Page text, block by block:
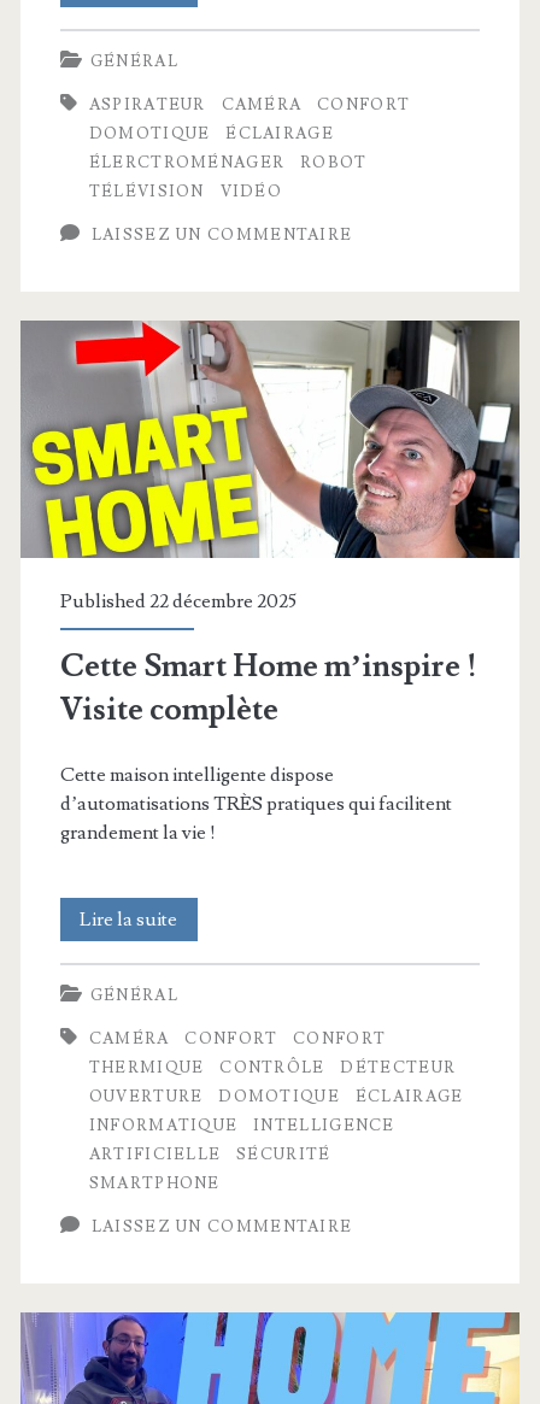
20
meilleures
choses
que
j’ai
vues
Las
Vegas
lors
du
CES
2026
!
GÉNÉRAL
ASPIRATEUR CAMÉRA
CONFORT
DOMOTIQUE
ÉCLAIRAGE
ÉLERCTROMÉNAGER
ROBOT
TÉLÉVISION
VIDÉO
LAISSEZ UN COMMENTAIRE
Published 22 décembre 2025
Cette Smart Home m’inspire !
Visite complète
Cette maison intelligente dispose
d’automatisations TRÈS pratiques qui facilitent
grandement la vie !
Lire la suite
Smart
Home
m’inspire
!
Visite
complète
GÉNÉRAL
CAMÉRA CONFORT
CONFORT
THERMIQUE
CONTRÔLE
DÉTECTEUR
OUVERTURE
DOMOTIQUE
ÉCLAIRAGE
INFORMATIQUE
INTELLIGENCE
ARTIFICIELLE
SÉCURITÉ
SMARTPHONE
LAISSEZ UN COMMENTAIRE